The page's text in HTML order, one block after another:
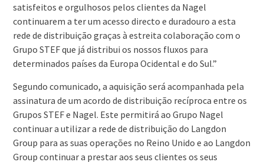
satisfeitos e orgulhosos pelos clientes da Nagel
continuarem a ter um acesso directo e duradouro a esta
rede de distribuição graças à estreita colaboração com o
Grupo STEF que já distribui os nossos fluxos para
determinados países da Europa Ocidental e do Sul.”
Segundo comunicado, a aquisição será acompanhada pela
assinatura de um acordo de distribuição recíproca entre os
Grupos STEF e Nagel. Este permitirá ao Grupo Nagel
continuar a utilizar a rede de distribuição do Langdon
Group para as suas operações no Reino Unido e ao Langdon
Group continuar a prestar aos seus clientes os seus